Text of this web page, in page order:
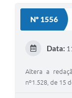
Nº 1556
Data:
Altera a
nº1.528, de 15